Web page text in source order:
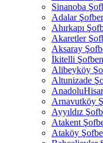
Sinanoba
Adalar
Ahırkapı
Akaretler
Aksaray
İkitelli
Alibeyköy
Altunizade
Arnavutköy
Ayyıldız
Atakent
Ataköy